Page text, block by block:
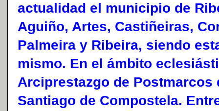
actualidad el municipio de
Aguiño, Artes, Castiñeiras,
Palmeira y Ribeira, siendo
mismo. En el ámbito
Arciprestazgo de Postmarcos
Santiago de Compostela.